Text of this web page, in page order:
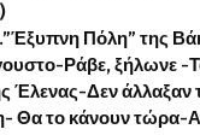
Πόλη” της
Ράβε, ξήλωνε -
Έλενας-Δεν άλλαξαν
Θα το κάνουν τώρα-